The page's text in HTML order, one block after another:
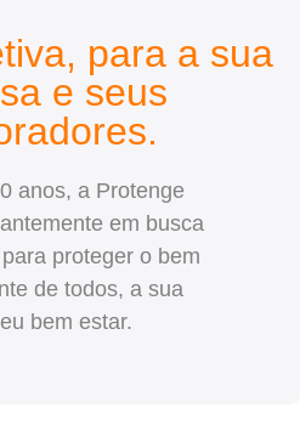
para a sua
e seus
anos, a Protenge
em busca
proteger o bem
de todos, a sua
bem estar.